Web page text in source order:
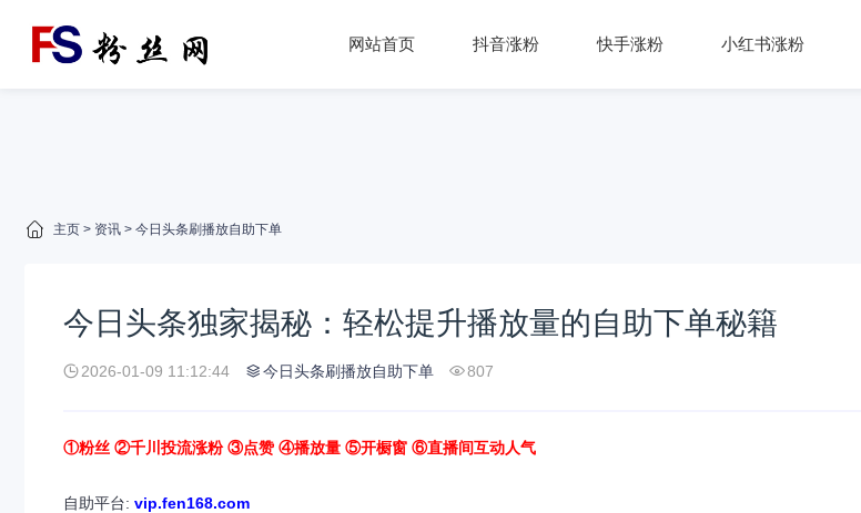
网站首页 抖音涨粉 快手涨粉 小红书涨粉
主页 > 资讯 > 今日头条刷播放自助下单
今日头条独家揭秘：轻松提升播放量的自助下单秘籍
2026-01-09 11:12:44 今日头条刷播放自助下单 807
①粉丝 ②千川投流涨粉 ③点赞 ④播放量 ⑤开橱窗 ⑥直播间互动人气
自助平台: vip.fen168.com